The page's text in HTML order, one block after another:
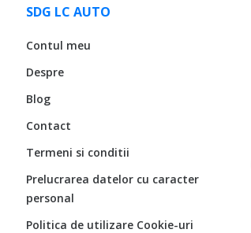
SDG LC AUTO
Contul meu
Despre
Blog
Contact
Termeni si conditii
Prelucrarea datelor cu caracter
personal
Politica de utilizare Cookie-uri